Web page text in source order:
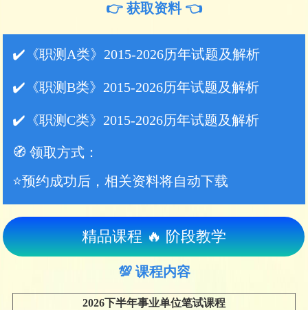
👉️ 获取资料 👈️
✔️《职测A类》2015-2026历年试题及解析
✔️《职测B类》2015-2026历年试题及解析
✔️《职测C类》2015-2026历年试题及解析
🧭 领取方式：
⭐️预约成功后，相关资料将自动下载
精品课程 🔥 阶段教学
💯 课程内容
2026下半年事业单位笔试课程